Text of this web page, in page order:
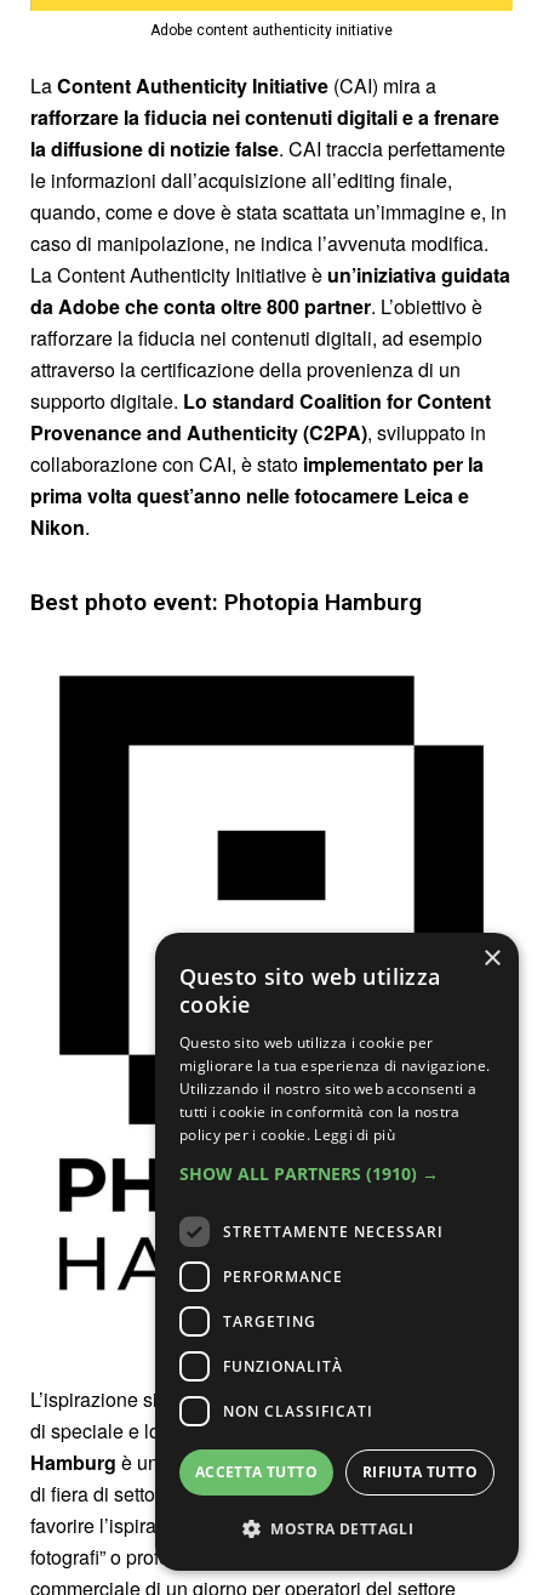
Adobe content authenticity initiative
LaContent Authenticity Initiative (CAI) mira a
rafforzare la fiducia nei contenuti digitali e a frenare
la diffusione di notizie false. CAI traccia perfettamente
le informazioni dall’acquisizione all’editing finale,
quando, come e dove è stata scattata un’immagine e, in
caso di manipolazione, ne indica l’avvenuta modifica.
La Content Authenticity Initiative è un’iniziativa guidata
da Adobe che conta oltre 800 partner. L’obiettivo è
rafforzare la fiducia nei contenuti digitali, ad esempio
attraverso la certificazione della provenienza di un
supporto digitale. Lo standard Coalition for Content
Provenance and Authenticity (C2PA), sviluppato in
collaborazione con CAI, è stato implementato per la
prima volta quest’anno nelle fotocamere Leica e
Nikon.
Best photo event: Photopia Hamburg
L’ispirazione si verifica quando sperimentiamo qualcosa
di speciale e lo condividiamo con gli altri.
Hamburg è un evento che concretizza una nuova forma
di fiera di settore, con un approccio differente per
favorire l’ispirazione per gli utenti, siano essi “smart-
fotografi” o professionisti. La fiera prevede una sessione
commerciale di un giorno per operatori del settore
×
Questo sito web utilizza
cookie
Questo sito web utilizza i cookie per
migliorare la tua esperienza di navigazione.
Utilizzando il nostro sito web acconsenti a
tutti i cookie in conformità con la nostra
policy per i cookie. Leggi di più
SHOW ALL PARTNERS (1910) →
STRETTAMENTE NECESSARI
PERFORMANCE
TARGETING
FUNZIONALITÀ
NON CLASSIFICATI
ACCETTA TUTTO RIFIUTA TUTTO
MOSTRA DETTAGLI